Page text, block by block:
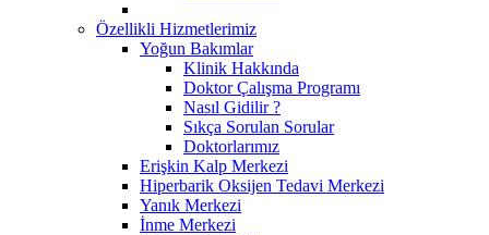
Özellikli Hizmetlerimiz
Yoğun Bakımlar
Klinik Hakkında
Doktor Çalışma Programı
Nasıl Gidilir ?
Sıkça Sorulan Sorular
Doktorlarımız
Erişkin Kalp Merkezi
Hiperbarik Oksijen Tedavi Merkezi
Yanık Merkezi
İnme Merkezi